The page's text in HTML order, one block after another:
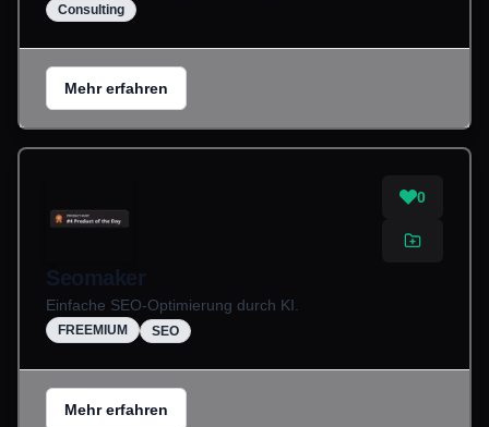
Consulting
Mehr erfahren
0
Seomaker
Einfache SEO-Optimierung durch KI.
FREEMIUM SEO
Mehr erfahren